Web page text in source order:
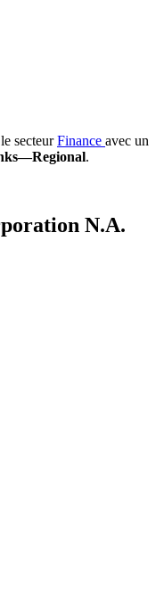
secteurFinance avec un
.
N.A.